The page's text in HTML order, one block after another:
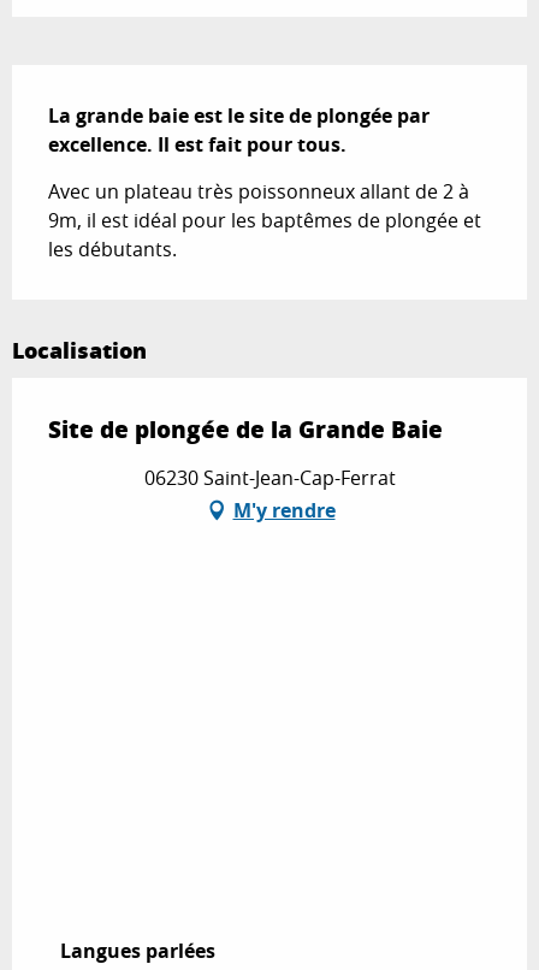
La grande baie est le site de plongée par
excellence. Il est fait pour tous.
Avec un plateau très poissonneux allant de 2 à
9m, il est idéal pour les baptêmes de plongée et
les débutants.
Localisation
Site de plongée de la Grande Baie
06230 Saint-Jean-Cap-Ferrat
M'y rendre
Langues parlées
Langues parlées